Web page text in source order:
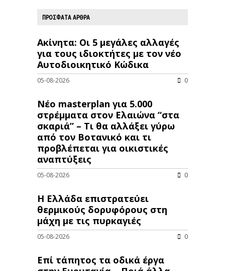
ΠΡΟΣΦΑΤΑ ΑΡΘΡΑ
Ακίνητα: Οι 5 μεγάλες αλλαγές
για τους ιδιοκτήτες με τον νέο
Αυτοδιοικητικό Κώδικα
05-08-2026 0
Νέο masterplan για 5.000
στρέμματα στον Ελαιώνα “στα
σκαριά” – Τι θα αλλάξει γύρω
από τον Βοτανικό και τι
προβλέπεται για οικιστικές
αναπτύξεις
05-08-2026 0
Η Ελλάδα επιστρατεύει
θερμικούς δορυφόρους στη
μάχη με τις πυρκαγιές
05-08-2026 0
Επί τάπητος τα οδικά έργα